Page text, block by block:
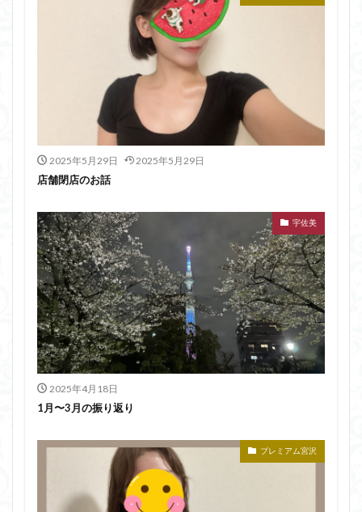
2025年5月29日 2025年5月29日
店舗閉店のお話
宇佐美
2025年4月18日
1月〜3月の振り返り
プレミアム宮沢